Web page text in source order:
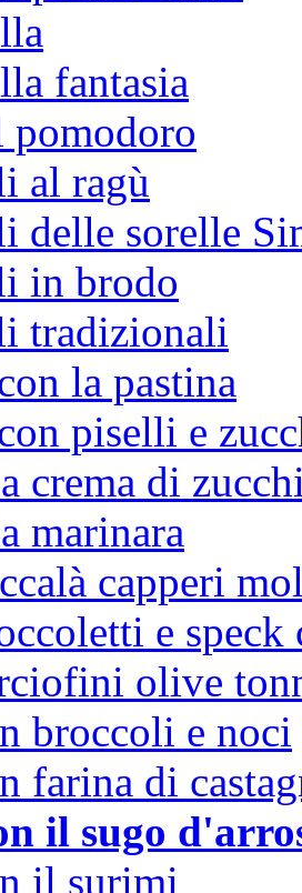
fantasia
pomodoro
al ragù
delle sorelle
in brodo
tradizionali
la pastina
piselli e
crema di
marinara
capperi
e speck
olive
broccoli e noci
farina di
il sugo
il surimi